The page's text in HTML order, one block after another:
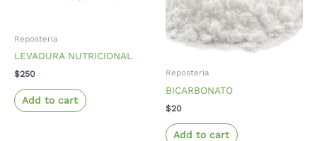
Reposteria
LEVADURA NUTRICIONAL
$250
Add to cart
Reposteria
BICARBONATO
$20
Add to cart